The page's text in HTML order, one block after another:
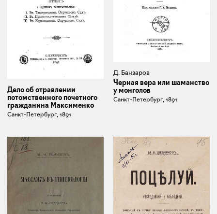
Дело об отравлении
потомственного почетного
гражданина Максименко
Санкт-Петербург, 1891
Д. Банзаров
Черная вера или шаманство
у монголов
Санкт-Петербург, 1891